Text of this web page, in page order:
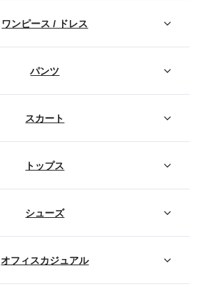
ワンピース / ドレス
パンツ
スカート
トップス
シューズ
オフィスカジュアル